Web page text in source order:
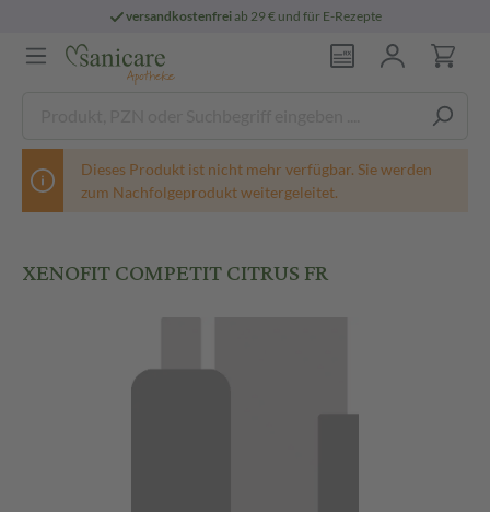
versandkostenfreiab 29 € und für E-Rezepte
Dieses Produkt ist nicht mehr verfügbar. Sie werden
zum Nachfolgeprodukt weitergeleitet.
XENOFIT COMPETIT CITRUS FR